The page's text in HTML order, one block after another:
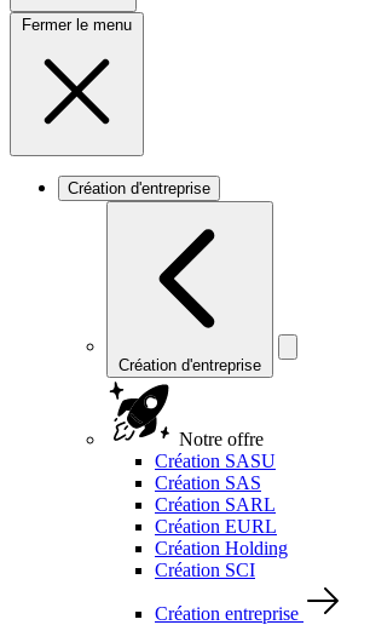
Fermer le menu
Création d'entreprise
Création d'entreprise
Notre offre
Création SASU
Création SAS
Création SARL
Création EURL
Création Holding
Création SCI
Création entreprise